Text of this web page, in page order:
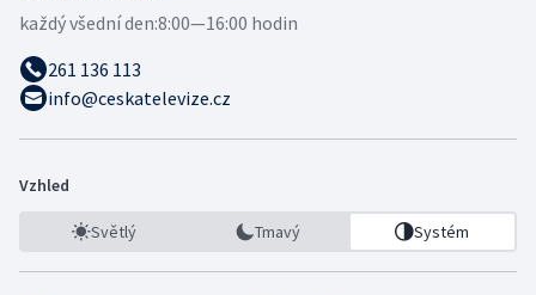
každý všední den:8:00—16:00 hodin
261 136 113
info@ceskatelevize.cz
Vzhled
Světlý Tmavý Systém